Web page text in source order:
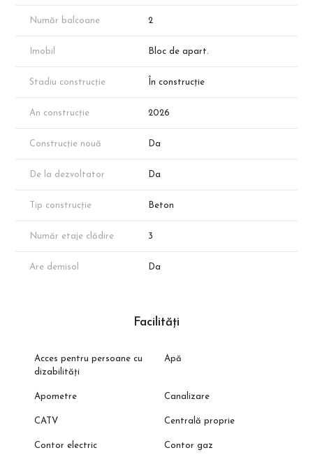
funcție de vânzări.
Suprafața apartamentului menționată în anunț este suprafața
va reieși în urma măsurătorilor cadastrale.
Număr balcoane 2
Imobil Bloc de apart.
Stadiu construcție În construcție
An construcție 2026
Construcție nouă Da
De la dezvoltator Da
Tip construcție Beton
Număr etaje clădire 3
Are demisol Da
Facilități
Acces pentru persoane cu
dizabilități
Apă
Apometre Canalizare
CATV Centrală proprie
Contor electric Contor gaz